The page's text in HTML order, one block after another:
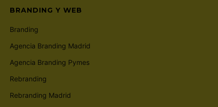
BRANDING Y WEB
Branding
Agencia Branding Madrid
Agencia Branding Pymes
Rebranding
Rebranding Madrid